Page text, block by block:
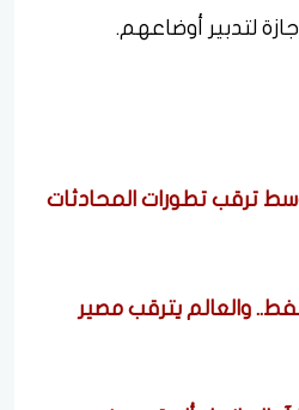
لتدبير أوضاعهم.
ترقب تطورات المحادثات
والعالم يترقب مصير